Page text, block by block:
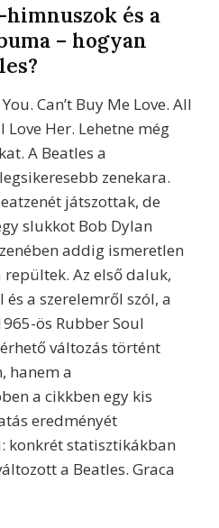
himnuszok és a
– hogyan
Can’t Buy Me Love. All
Love Her. Lehetne még
A Beatles a
zenekara.
játszottak, de
slukkot Bob Dylan
addig ismeretlen
Az első daluk,
a szerelemről szól, a
ös Rubber Soul
változás történt
hanem a
a cikkben egy kis
eredményét
konkrét statisztikákban
a Beatles. Graca